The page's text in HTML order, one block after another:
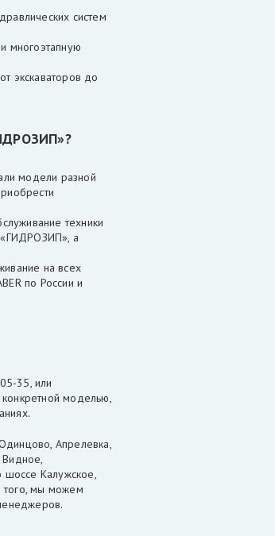
систем
многоэтапную
экскаваторов до
модели разной
техники
«ГИДРОЗИП», а
на всех
по России и
35, или
моделью,
Апрелевка,
шоссе Калужское,
мы можем